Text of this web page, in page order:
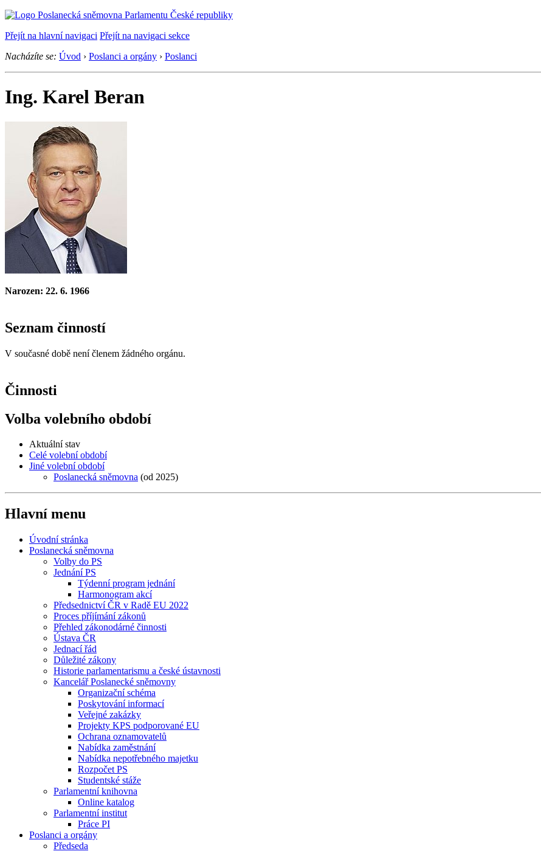
Přejít na hlavní navigaci Přejít na navigaci sekce
Nacházíte se: Úvod › Poslanci a orgány › Poslanci
Ing. Karel Beran
Narozen: 22. 6. 1966
Seznam činností
V současné době není členem žádného orgánu.
Činnosti
Volba volebního období
Aktuální stav
Celé volební období
Jiné volební období
Poslanecká sněmovna (od 2025)
Hlavní menu
Úvodní stránka
Poslanecká sněmovna
Volby do PS
Jednání PS
Týdenní program jednání
Harmonogram akcí
Předsednictví ČR v Radě EU 2022
Proces příjímání zákonů
Přehled zákonodárné činnosti
Ústava ČR
Jednací řád
Důležité zákony
Historie parlamentarismu a české ústavnosti
Kancelář Poslanecké sněmovny
Organizační schéma
Poskytování informací
Veřejné zakázky
Projekty KPS podporované EU
Ochrana oznamovatelů
Nabídka zaměstnání
Nabídka nepotřebného majetku
Rozpočet PS
Studentské stáže
Parlamentní knihovna
Online katalog
Parlamentní institut
Práce PI
Poslanci a orgány
Předseda